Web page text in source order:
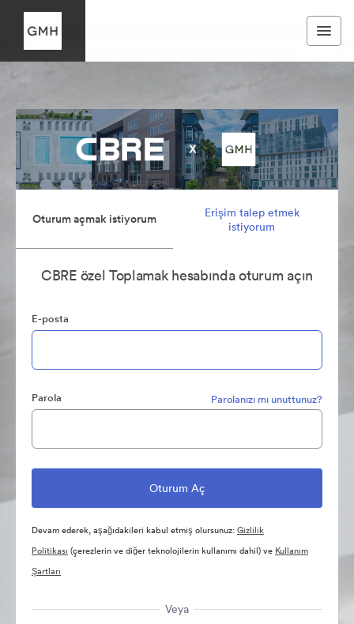
Oturum açmak istiyorum
Erişim talep etmek
istiyorum
CBRE özel Toplamak hesabında oturum açın
E-posta
Parola Parolanızı mı unuttunuz?
Devam ederek, aşağıdakileri kabul etmiş olursunuz:Gizlilik
Politikası (çerezlerin ve diğer teknolojilerin kullanımı dahil) ve Kullanım
Şartları
Veya